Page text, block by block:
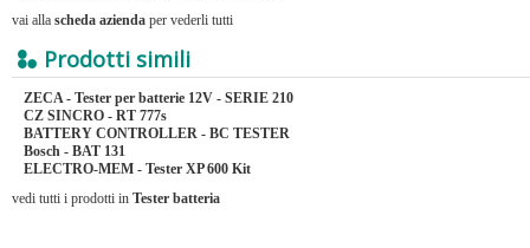
vai alla scheda azienda per vederli tutti
Prodotti simili
ZECA - Tester per batterie 12V - SERIE 210
CZ SINCRO - RT 777s
BATTERY CONTROLLER - BC TESTER
Bosch - BAT 131
ELECTRO-MEM - Tester XP 600 Kit
vedi tutti i prodotti in Tester batteria